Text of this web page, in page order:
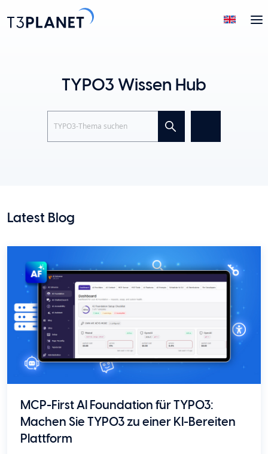
TYPO3 Wissen Hub
Search
Latest Blog
MCP-First AI Foundation für TYPO3:
Machen Sie TYPO3 zu einer KI-Bereiten
Plattform